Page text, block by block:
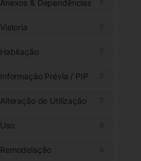
Anexos & Dependências 7
Vistoria 7
Habitação 7
Informação Prévia / PIP 7
Alteração de Utilização 7
Uso 6
Remodelação 6